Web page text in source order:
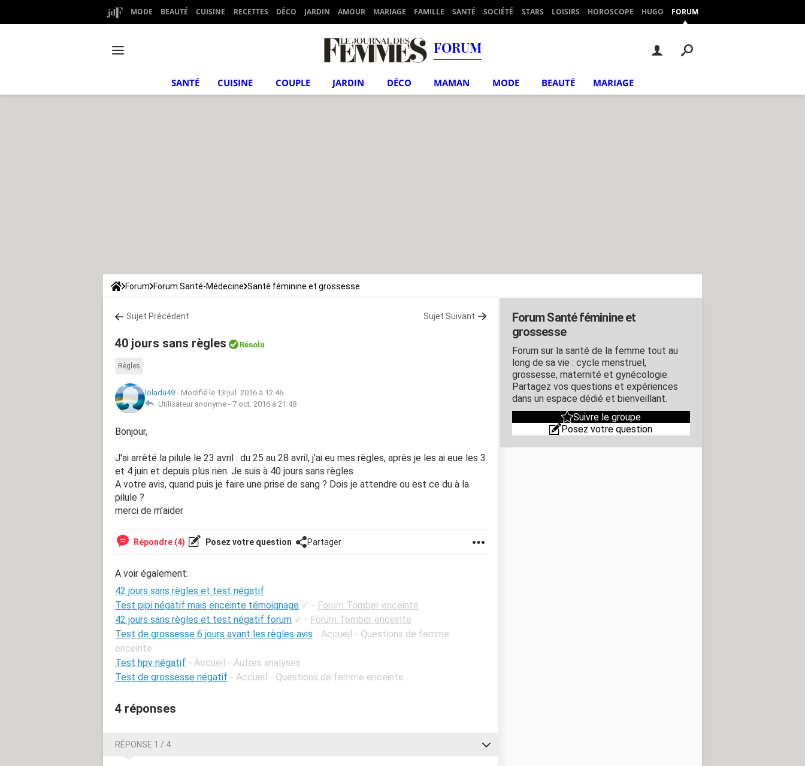
MODE BEAUTÉ CUISINE RECETTES DÉCO JARDIN AMOUR MARIAGE FAMILLE SANTÉ SOCIÉTÉ STARS LOISIRS HOROSCOPE HUGO FORUM
FORUM
SANTÉ CUISINE COUPLE JARDIN DÉCO MAMAN MODE BEAUTÉ MARIAGE
Forum Forum Santé-Médecine Santé féminine et grossesse
Sujet Précédent Sujet Suivant
40 jours sans règles Résolu
Règles
loladu49 - Modifié le 13 juil. 2016 à 12:46
Utilisateur anonyme - 7 oct. 2016 à 21:48
Bonjour,
J'ai arrêté la pilule le 23 avril : du 25 au 28 avril, j'ai eu mes règles, après je les ai eue les 3
et 4 juin et depuis plus rien. Je suis à 40 jours sans règles
A votre avis, quand puis je faire une prise de sang ? Dois je attendre ou est ce du à la
pilule ?
merci de m'aider
Répondre (4) Posez votre question Partager
A voir également:
42 jours sans règles et test négatif
Test pipi négatif mais enceinte témoignage ✓ - Forum Tomber enceinte
42 jours sans règles et test négatif forum ✓ - Forum Tomber enceinte
Test de grossesse 6 jours avant les règles avis - Accueil - Questions de femme
enceinte
Test hpv négatif - Accueil - Autres analyses
Test de grossesse négatif - Accueil - Questions de femme enceinte
4 réponses
RÉPONSE 1 / 4
Forum Santé féminine et
grossesse
Forum sur la santé de la femme tout au
long de sa vie : cycle menstruel,
grossesse, maternité et gynécologie.
Partagez vos questions et expériences
dans un espace dédié et bienveillant.
Suivre le groupe
Posez votre question